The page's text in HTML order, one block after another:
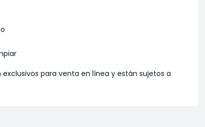
exclusivos para venta en línea y están sujetos a